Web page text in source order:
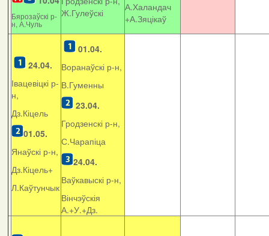
Бярозаўскі р-
н, А.Чуль
Ж.Гулеўскі
А.Халандач
+А.Зяцікаў
24.04.
Івацевіцкі р-
н,
Дз.Кіцель
01.05.
Янаўскі р-н,
Дз.Кіцель+
Л.Каўтунчык
01.04.
Воранаўскі р-н,
В.Гуменны
23.04.
Гродзенскі р-н,
С.Чарапіца
24.04.
Ваўкавыскі р-н,
Вінчэўскія
А.+У.+Дз.